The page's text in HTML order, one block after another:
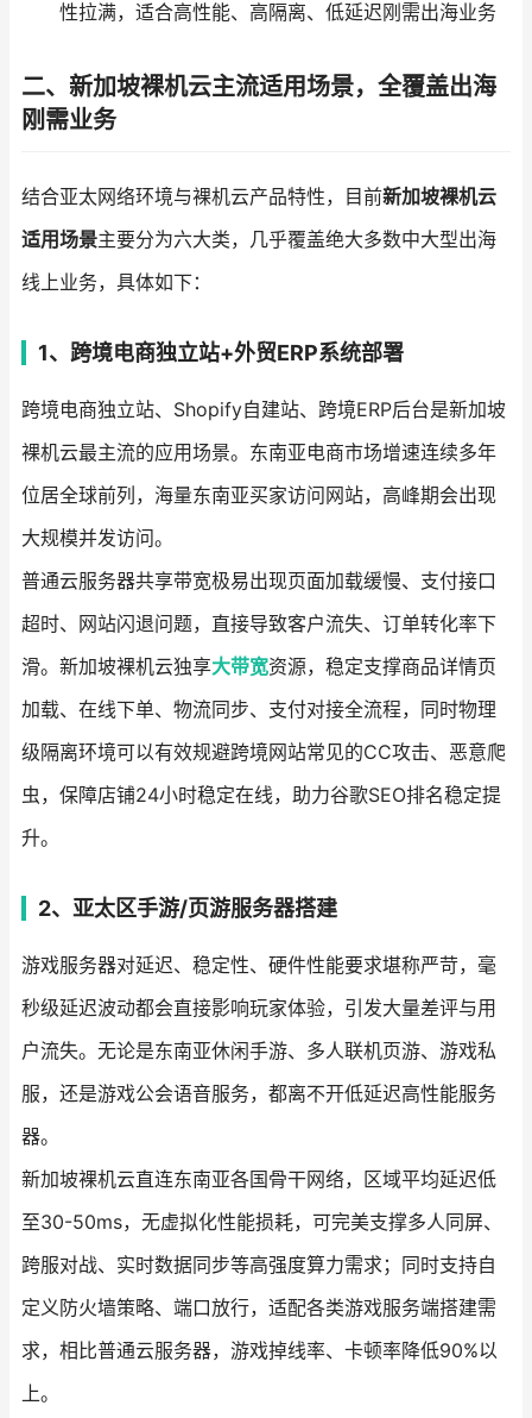
性拉满，适合高性能、高隔离、低延迟刚需出海业务
二、新加坡裸机云主流适用场景，全覆盖出海
刚需业务
结合亚太网络环境与裸机云产品特性，目前新加坡裸机云
适用场景主要分为六大类，几乎覆盖绝大多数中大型出海
线上业务，具体如下：
1、跨境电商独立站+外贸ERP系统部署
跨境电商独立站、Shopify自建站、跨境ERP后台是新加坡
裸机云最主流的应用场景。东南亚电商市场增速连续多年
位居全球前列，海量东南亚买家访问网站，高峰期会出现
大规模并发访问。
普通云服务器共享带宽极易出现页面加载缓慢、支付接口
超时、网站闪退问题，直接导致客户流失、订单转化率下
滑。新加坡裸机云独享大带宽资源，稳定支撑商品详情页
加载、在线下单、物流同步、支付对接全流程，同时物理
级隔离环境可以有效规避跨境网站常见的CC攻击、恶意爬
虫，保障店铺24小时稳定在线，助力谷歌SEO排名稳定提
升。
2、亚太区手游/页游服务器搭建
游戏服务器对延迟、稳定性、硬件性能要求堪称严苛，毫
秒级延迟波动都会直接影响玩家体验，引发大量差评与用
户流失。无论是东南亚休闲手游、多人联机页游、游戏私
服，还是游戏公会语音服务，都离不开低延迟高性能服务
器。
新加坡裸机云直连东南亚各国骨干网络，区域平均延迟低
至30-50ms，无虚拟化性能损耗，可完美支撑多人同屏、
跨服对战、实时数据同步等高强度算力需求；同时支持自
定义防火墙策略、端口放行，适配各类游戏服务端搭建需
求，相比普通云服务器，游戏掉线率、卡顿率降低90%以
上。